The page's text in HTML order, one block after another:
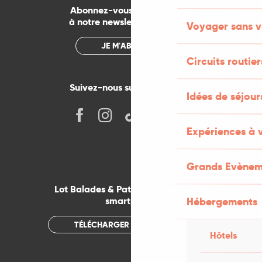
Voyager sans
Circuits
Idées de
Expériences à
Grands
Hébergements
Hôtels
Abonnez-vous gratuitement
à notre newsletter mensuelle
JE M'ABONNE
Suivez-nous sur les réseaux !
Lot Balades & Patrimoines sur votre
smartphone
TÉLÉCHARGER L'APPLICATION